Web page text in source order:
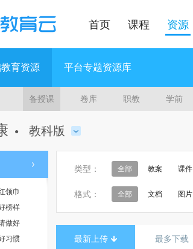
首页 课程 资源
育资源 平台专题资源库
备授课 卷库 职教 学前
● 教科版
领巾
榜样
做好
习惯
类型： 全部 教案 课件
格式： 全部 文档 图片
最新上传 最多下载